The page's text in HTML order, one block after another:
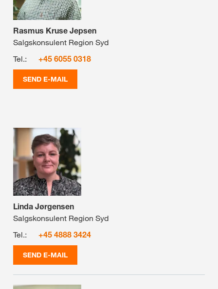
Rasmus Kruse Jepsen
Salgskonsulent Region Syd
Tel.:
+45 6055 0318
SEND E-MAIL
Linda Jørgensen
Salgskonsulent Region Syd
Tel.:
+45 4888 3424
SEND E-MAIL